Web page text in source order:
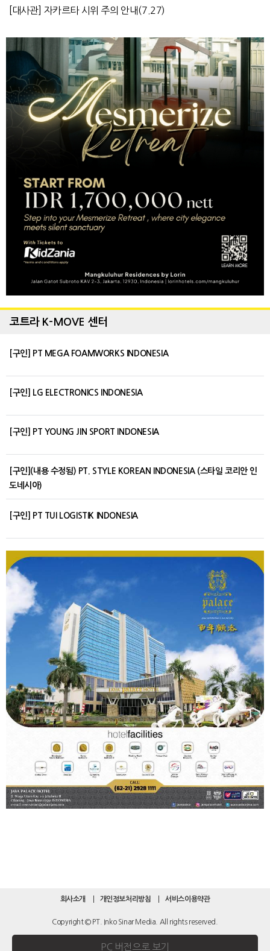
[대사관] 자카르타 시위 주의 안내(7.27)
코트라 K-MOVE 센터
[구인] PT MEGA FOAMWORKS INDONESIA
[구인] LG ELECTRONICS INDONESIA
[구인] PT YOUNG JIN SPORT INDONESIA
[구인](내용 수정됨) PT. STYLE KOREAN INDONESIA (스타일 코리안 인
도네시아)
[구인] PT TUI LOGISTIK INDONESIA
회사소개 개인정보처리방침 서비스이용약관
Copyright © PT. Inko Sinar Media. All rights reserved.
PC 버전으로 보기